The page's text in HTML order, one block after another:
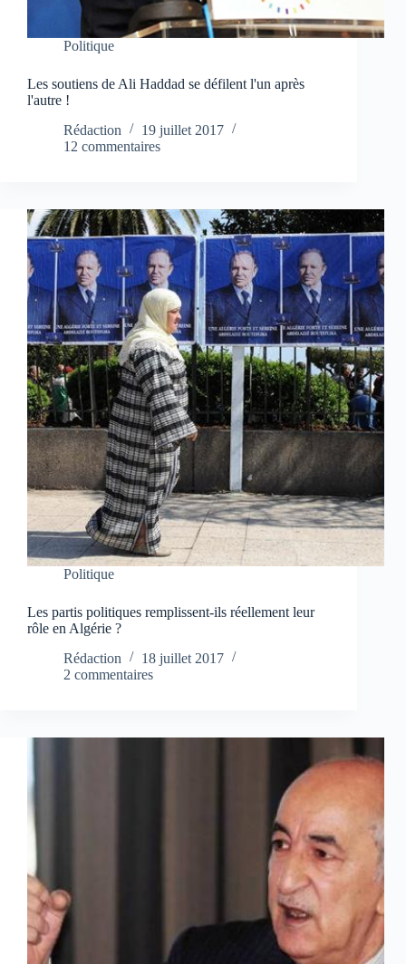
Politique
Les soutiens de Ali Haddad se défilent l'un après
l'autre !
Rédaction
19 juillet 2017
12 commentaires
Politique
Les partis politiques remplissent-ils réellement leur
rôle en Algérie ?
Rédaction
18 juillet 2017
2 commentaires